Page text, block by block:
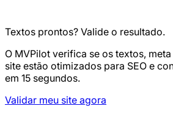
Textos prontos? Valide o resultado.
O MVPilot verifica se os textos,
site estão otimizados para SEO e
em 15 segundos.
Validar meu site agora